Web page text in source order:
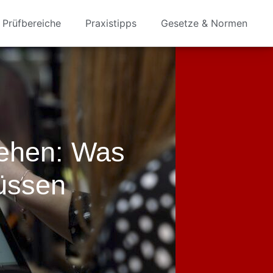
Prüfbereiche Praxistipps Gesetze & Normen
Was